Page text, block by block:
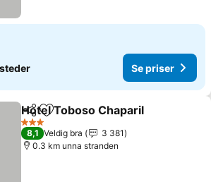
Se priser
Del Legg til i favoritter
Hotel Toboso Chaparil
3 Stjerner
8,1 Veldig bra
3 381
0.3 km unna stranden